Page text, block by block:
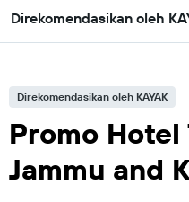
Direkomendasikan oleh
Direkomendasikan oleh KAYAK
Promo Hotel
Jammu and